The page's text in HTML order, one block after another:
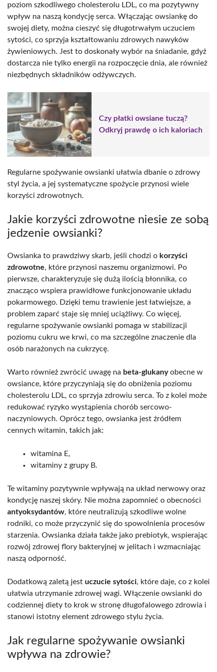
poziom szkodliwego cholesterolu LDL, co ma pozytywny
wpływ na naszą kondycję serca. Włączając owsiankę do
swojej diety, można cieszyć się długotrwałym uczuciem
sytości, co sprzyja kształtowaniu zdrowych nawyków
żywieniowych. Jest to doskonały wybór na śniadanie, gdyż
dostarcza nie tylko energii na rozpoczęcie dnia, ale również
niezbędnych składników odżywczych.
Czy płatki owsiane tuczą?
Odkryj prawdę o ich kaloriach
Regularne spożywanie owsianki ułatwia dbanie o zdrowy
styl życia, a jej systematyczne spożycie przynosi wiele
korzyści zdrowotnych.
Jakie korzyści zdrowotne niesie ze sobą
jedzenie owsianki?
Owsianka to prawdziwy skarb, jeśli chodzi o korzyści
zdrowotne, które przynosi naszemu organizmowi. Po
pierwsze, charakteryzuje się dużą ilością błonnika, co
znacząco wspiera prawidłowe funkcjonowanie układu
pokarmowego. Dzięki temu trawienie jest łatwiejsze, a
problem zaparć staje się mniej uciążliwy. Co więcej,
regularne spożywanie owsianki pomaga w stabilizacji
poziomu cukru we krwi, co ma szczególne znaczenie dla
osób narażonych na cukrzycę.
Warto również zwrócić uwagę na beta-glukanyobecne w
owsiance, które przyczyniają się do obniżenia poziomu
cholesterolu LDL, co sprzyja zdrowiu serca. To z kolei może
redukować ryzyko wystąpienia chorób sercowo-
naczyniowych. Oprócz tego, owsianka jest źródłem
cennych witamin, takich jak:
witamina E,
witaminy z grupy B.
Te witaminy pozytywnie wpływają na układ nerwowy oraz
kondycję naszej skóry. Nie można zapomnieć o obecności
antyoksydantów, które neutralizują szkodliwe wolne
rodniki, co może przyczynić się do spowolnienia procesów
starzenia. Owsianka działa także jako prebiotyk, wspierając
rozwój zdrowej flory bakteryjnej w jelitach i wzmacniając
naszą odporność.
Dodatkową zaletą jest uczucie sytości, które daje, co z kolei
ułatwia utrzymanie zdrowej wagi. Włączenie owsianki do
codziennej diety to krok w stronę długofalowego zdrowia i
stanowi istotny element zdrowego stylu życia.
Jak regularne spożywanie owsianki
wpływa na zdrowie?